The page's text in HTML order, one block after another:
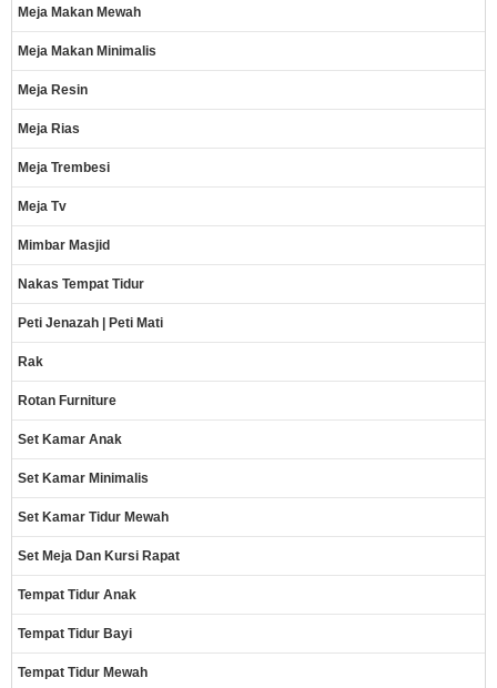
Meja Makan Mewah
Meja Makan Minimalis
Meja Resin
Meja Rias
Meja Trembesi
Meja Tv
Mimbar Masjid
Nakas Tempat Tidur
Peti Jenazah | Peti Mati
Rak
Rotan Furniture
Set Kamar Anak
Set Kamar Minimalis
Set Kamar Tidur Mewah
Set Meja Dan Kursi Rapat
Tempat Tidur Anak
Tempat Tidur Bayi
Tempat Tidur Mewah